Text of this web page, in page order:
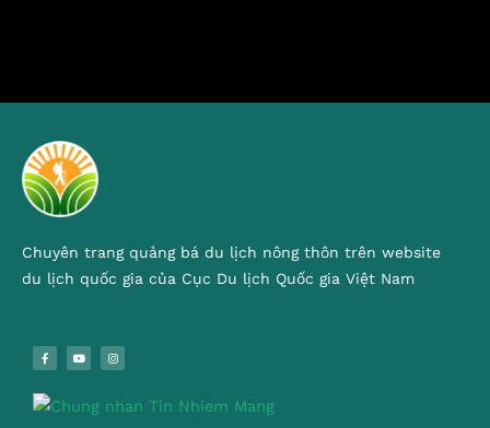
Chuyên trang quảng bá du lịch nông thôn trên website
du lịch quốc gia của Cục Du lịch Quốc gia Việt Nam